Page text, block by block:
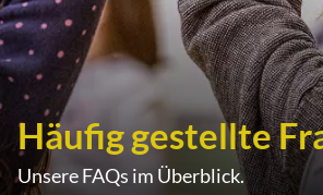
Häufig gestellte
Unsere FAQs im Überblick.